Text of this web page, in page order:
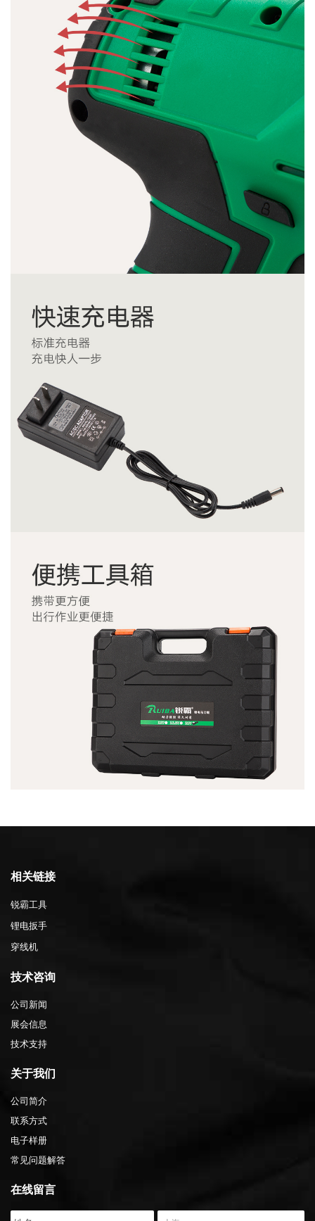
相关链接
锐霸工具
锂电扳手
穿线机
技术咨询
公司新闻
展会信息
技术支持
关于我们
公司简介
联系方式
电子样册
常见问题解答
在线留言